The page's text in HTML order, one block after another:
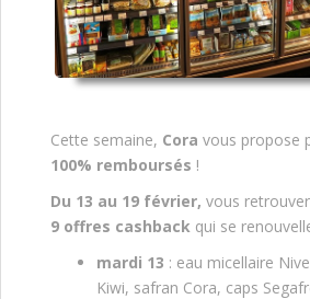
Cette semaine, Cora vous propose
100% remboursés !
Du 13 au 19 février, vous
9 offres cashback qui se
mardi 13 : eau micellaire
Kiwi, safran Cora, caps